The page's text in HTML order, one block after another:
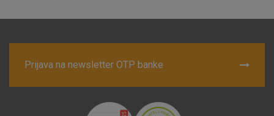
Prijava na newsletter OTP banke